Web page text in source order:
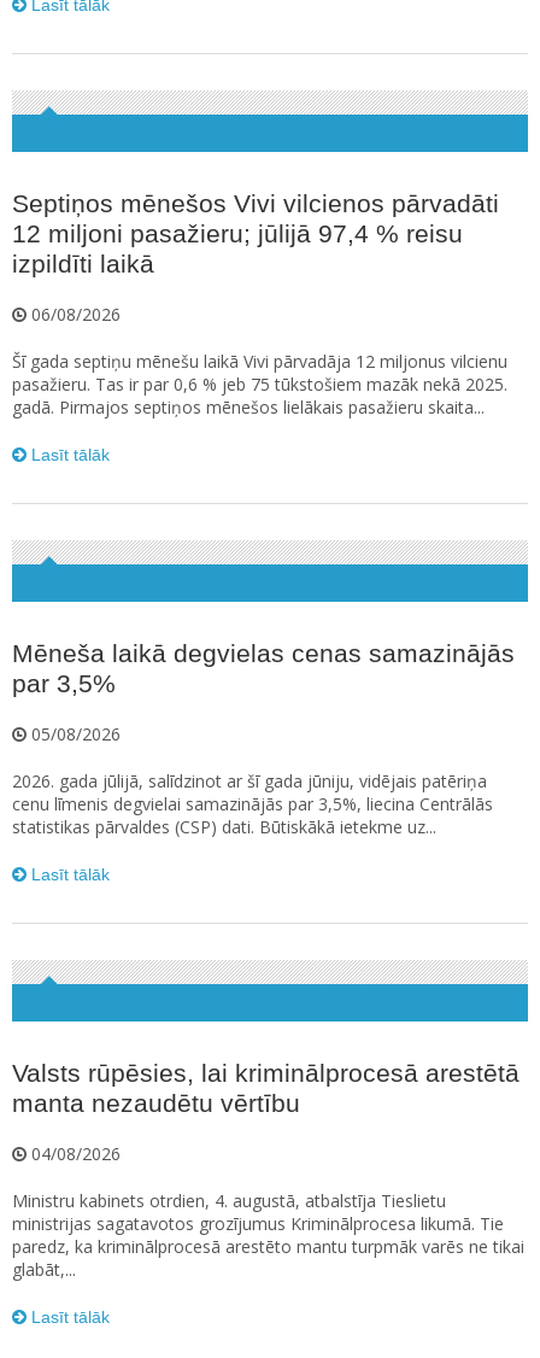
Lasīt tālāk
Septiņos mēnešos Vivi vilcienos pārvadāti
12 miljoni pasažieru; jūlijā 97,4 % reisu
izpildīti laikā
06/08/2026
Šī gada septiņu mēnešu laikā Vivi pārvadāja 12 miljonus vilcienu
pasažieru. Tas ir par 0,6 % jeb 75 tūkstošiem mazāk nekā 2025.
gadā. Pirmajos septiņos mēnešos lielākais pasažieru skaita...
Lasīt tālāk
Mēneša laikā degvielas cenas samazinājās
par 3,5%
05/08/2026
2026. gada jūlijā, salīdzinot ar šī gada jūniju, vidējais patēriņa
cenu līmenis degvielai samazinājās par 3,5%, liecina Centrālās
statistikas pārvaldes (CSP) dati. Būtiskākā ietekme uz...
Lasīt tālāk
Valsts rūpēsies, lai kriminālprocesā arestētā
manta nezaudētu vērtību
04/08/2026
Ministru kabinets otrdien, 4. augustā, atbalstīja Tieslietu
ministrijas sagatavotos grozījumus Kriminālprocesa likumā. Tie
paredz, ka kriminālprocesā arestēto mantu turpmāk varēs ne tikai
glabāt,...
Lasīt tālāk